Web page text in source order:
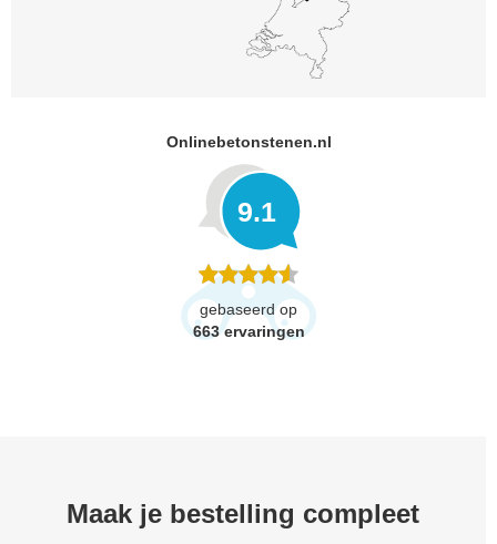
Onlinebetonstenen.nl
9.1
gebaseerd op
663 ervaringen
Maak je bestelling compleet